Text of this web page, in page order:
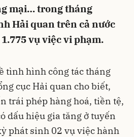
mại… trong tháng
Hải quan trên cả nước
vụ việc vi phạm.
tình hình công tác tháng
cục Hải quan cho biết,
trái phép hàng hoá, tiền tệ,
dấu hiệu gia tăng ở tuyến
phát sinh 02 vụ việc hành